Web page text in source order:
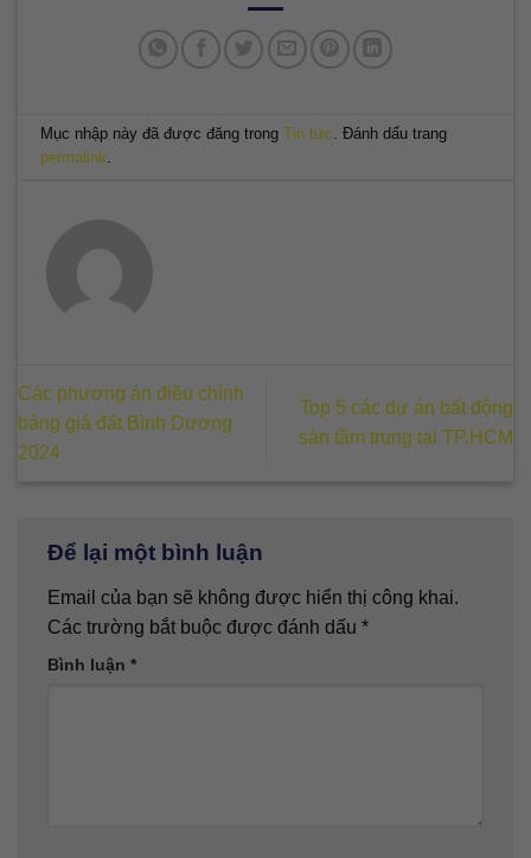
Mục nhập này đã được đăng trongTin tức . Đánh dấu trang
permalink
Các phương án điều chỉnh
bảng giá đất Bình Dương
2024
Top 5 các dự án bất động
sản tầm trung tại TP.HCM
Để lại một bình luận
Email của bạn sẽ không được hiển thị công khai.
Các trường bắt buộc được đánh dấu *
Bình luận *